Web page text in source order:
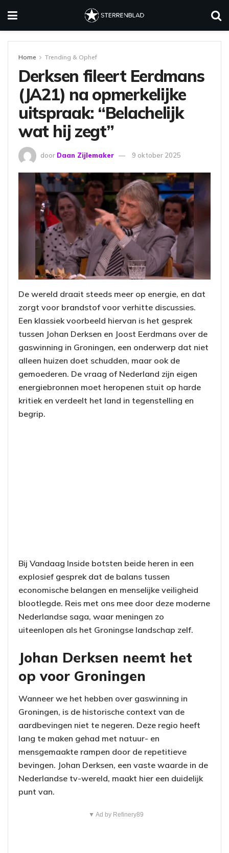
Home Trending & Ophef
Derksen fileert Eerdmans
(JA21) na opmerkelijke
uitspraak: “Belachelijk
wat hij zegt”
door Daan Zijlemaker 9 oktober 2025
De wereld draait steeds meer op energie, en dat
zorgt voor brandstof voor verhitte discussies.
Een klassiek voorbeeld hiervan is het gesprek
tussen Johan Derksen en Joost Eerdmans over de
gaswinning in Groningen, een onderwerp dat niet
alleen huizen doet schudden, maar ook de
gemoederen. De vraag of Nederland zijn eigen
energiebronnen moet heropenen stuit op harde
kritiek en verdeelt het land in tegenstelling en
begrip.
Bij Vandaag Inside botsten beide heren in een
explosief gesprek dat de balans tussen
economische belangen en menselijke veiligheid
blootlegde. Reis met ons mee door deze moderne
Nederlandse saga, waar meningen zo
uiteenlopen als het Groningse landschap zelf.
Johan Derksen neemt het
op voor Groningen
Wanneer we het hebben over gaswinning in
Groningen, is de historische context van de
aardbevingen niet te negeren. Deze regio heeft
lang te maken gehad met natuur- en
mensgemaakte rampen door de repetitieve
bevingen. Johan Derksen, een vaste waarde in de
Nederlandse tv-wereld, maakt hier een duidelijk
punt van.
▼ Ad by Refinery89